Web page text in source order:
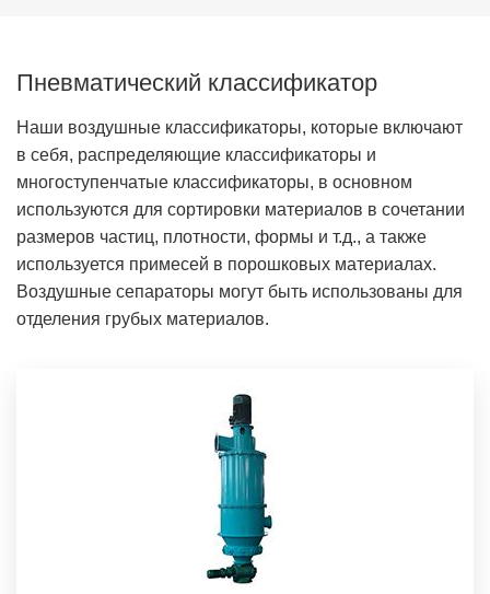
Пневматический классификатор
Наши воздушные классификаторы, которые включают
в себя, распределяющие классификаторы и
многоступенчатые классификаторы, в основном
используются для сортировки материалов в сочетании
размеров частиц, плотности, формы и т.д., а также
используется примесей в порошковых материалах.
Воздушные сепараторы могут быть использованы для
отделения грубых материалов.